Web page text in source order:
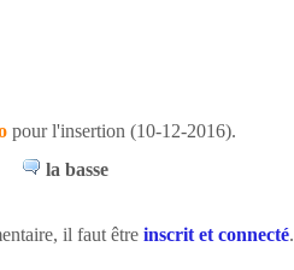
pour l'insertion (10-12-2016).
la basse
il faut être inscrit et connecté.